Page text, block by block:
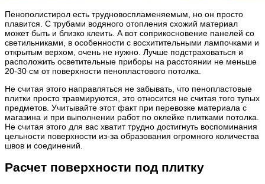
Пенополистирол есть трудновоспламеняемым, но он просто
плавится. С трубами водяного отопления схожий материал
может быть и близко клеить. А вот соприкосновение панелей со
светильниками, в особенности с восхитительными лампочками и
открытым верхом, очень не нужно. Лучше подстраховаться и
расположить осветительные приборы на расстоянии не меньше
20-30 см от поверхности пенопластового потолка.
Не считая этого направляться не забывать, что пенопластовые
плитки просто травмируются, это относится не считая того тупых
предметов. Учитывайте этот факт при перевозке материала с
магазина и при выполнении работ по оклейке плитками потолка.
Не считая этого для вас хватит трудно достигнуть воспоминания
цельности поверхности из-за образования огромного количества
швов и соединений.
Расчет поверхности под плитку